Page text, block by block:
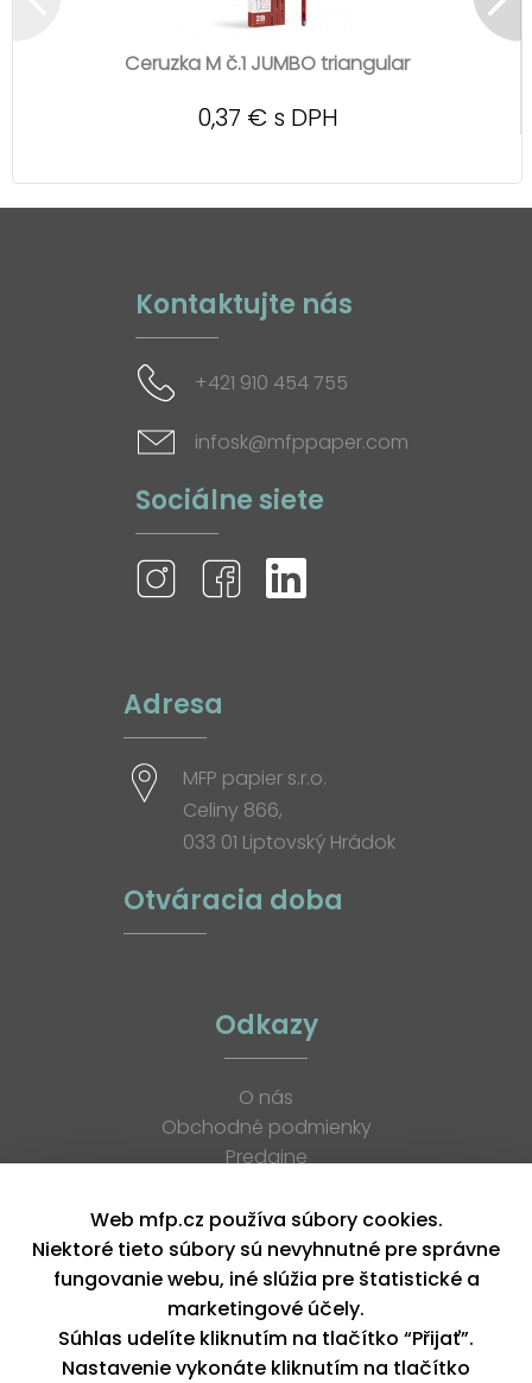
Ceruzka M č.1 JUMBO triangular
0,37 € s DPH
Kontaktujte nás
+421 910 454 755
infosk@mfppaper.com
Sociálne siete
Adresa
MFP papier s.r.o.
Celiny 866,
033 01 Liptovský Hrádok
Otváracia doba
Odkazy
O nás
Obchodné podmienky
Predajne
K stiahnutiu
Blog
Kontakt
Kariéra
XML feed
Web mfp.cz používa súbory cookies.
Niektoré tieto súbory sú nevyhnutné pre správne
fungovanie webu, iné slúžia pre štatistické a
marketingové účely.
Súhlas udelíte kliknutím na tlačítko “Přijať”.
Nastavenie vykonáte kliknutím na tlačítko